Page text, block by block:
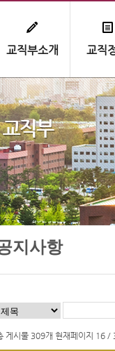
교직부소개 교직
지사항
게시물 309개 현재페이지 16 /